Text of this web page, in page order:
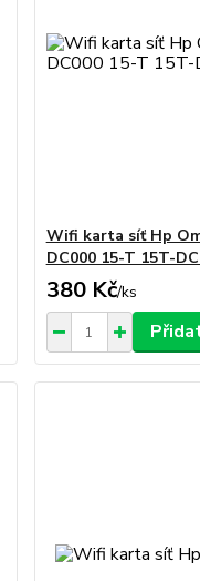
Wifi karta síť Hp
DC000 15-T 15T-
380 Kč/ks